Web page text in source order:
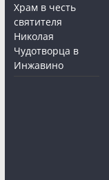
Храм в честь
святителя
Николая
Чудотворца в
Инжавино